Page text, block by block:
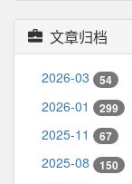
文章归档
2026-03 54
2026-01 299
2025-11 67
2025-08 150